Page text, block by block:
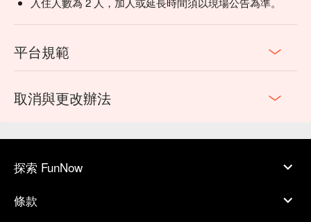
平台規範
取消與更改辦法
探索 FunNow
條款